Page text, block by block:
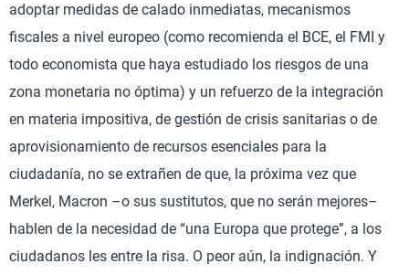
adoptar medidas de calado inmediatas, mecanismos
fiscales a nivel europeo (como recomienda el BCE, el FMI y
todo economista que haya estudiado los riesgos de una
zona monetaria no óptima) y un refuerzo de la integración
en materia impositiva, de gestión de crisis sanitarias o de
aprovisionamiento de recursos esenciales para la
ciudadanía, no se extrañen de que, la próxima vez que
Merkel, Macron –o sus sustitutos, que no serán mejores–
hablen de la necesidad de “una Europa que protege”, a los
ciudadanos les entre la risa. O peor aún, la indignación. Y